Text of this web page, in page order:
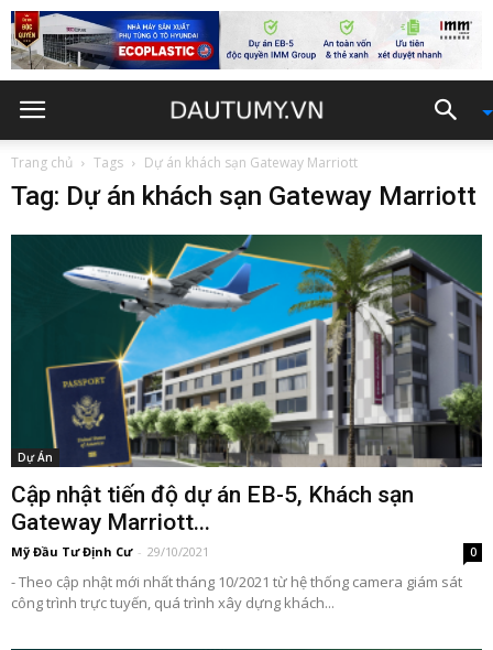
Trang chủ Tags Dự án khách sạn Gateway Marriott
Tag: Dự án khách sạn Gateway Marriott
Dự Án
Cập nhật tiến độ dự án EB-5, Khách sạn
Gateway Marriott...
Mỹ Đầu Tư Định Cư - 29/10/2021 0
- Theo cập nhật mới nhất tháng 10/2021 từ hệ thống camera giám sát
công trình trực tuyến, quá trình xây dựng khách...